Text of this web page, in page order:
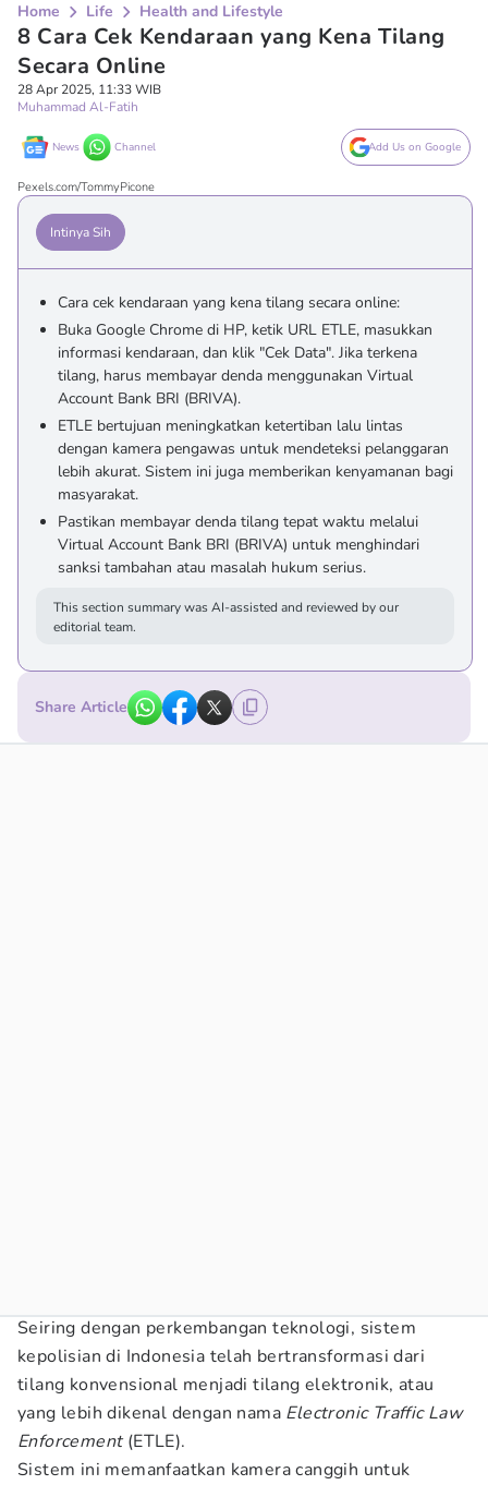
Home Life Health and Lifestyle
8 Cara Cek Kendaraan yang Kena Tilang
Secara Online
28 Apr 2025, 11:33 WIB
Muhammad Al-Fatih
News Channel Add Us on Google
Pexels.com/TommyPicone
Intinya Sih
Cara cek kendaraan yang kena tilang secara online:
Buka Google Chrome di HP, ketik URL ETLE, masukkan
informasi kendaraan, dan klik "Cek Data". Jika terkena
tilang, harus membayar denda menggunakan Virtual
Account Bank BRI (BRIVA).
ETLE bertujuan meningkatkan ketertiban lalu lintas
dengan kamera pengawas untuk mendeteksi pelanggaran
lebih akurat. Sistem ini juga memberikan kenyamanan bagi
masyarakat.
Pastikan membayar denda tilang tepat waktu melalui
Virtual Account Bank BRI (BRIVA) untuk menghindari
sanksi tambahan atau masalah hukum serius.
This section summary was AI-assisted and reviewed by our
editorial team.
Share Article
Seiring dengan perkembangan teknologi, sistem
kepolisian di Indonesia telah bertransformasi dari
tilang konvensional menjadi tilang elektronik, atau
yang lebih dikenal dengan nama Electronic Traffic Law
Enforcement(ETLE).
Sistem ini memanfaatkan kamera canggih untuk